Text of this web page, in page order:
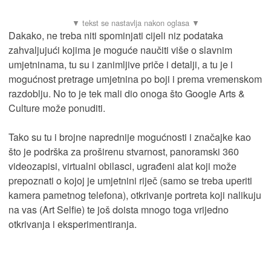
Dakako, ne treba niti spominjati cijeli niz podataka
zahvaljujući kojima je moguće naučiti više o slavnim
umjetninama, tu su i zanimljive priče i detalji, a tu je i
mogućnost pretrage umjetnina po boji i prema vremenskom
razdoblju. No to je tek mali dio onoga što Google Arts &
Culture može ponuditi.
Tako su tu i brojne naprednije mogućnosti i značajke kao
što je podrška za proširenu stvarnost, panoramski 360
videozapisi, virtualni obilasci, ugrađeni alat koji može
prepoznati o kojoj je umjetnini riječ (samo se treba uperiti
kamera pametnog telefona), otkrivanje portreta koji nalikuju
na vas (Art Selfie) te još doista mnogo toga vrijedno
otkrivanja i eksperimentiranja.